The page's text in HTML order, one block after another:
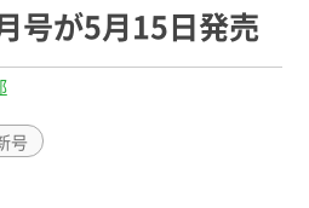
号が5月15日発売
号